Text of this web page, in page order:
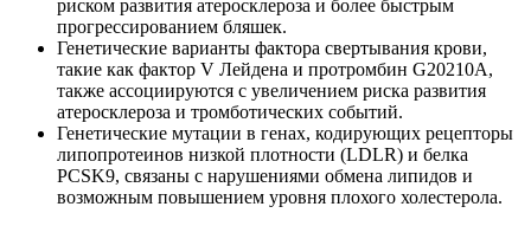
риском развития атеросклероза и более быстрым
прогрессированием бляшек.
Генетические варианты фактора свертывания крови,
такие как фактор V Лейдена и протромбин G20210A,
также ассоциируются с увеличением риска развития
атеросклероза и тромботических событий.
Генетические мутации в генах, кодирующих рецепторы
липопротеинов низкой плотности (LDLR) и белка
PCSK9, связаны с нарушениями обмена липидов и
возможным повышением уровня плохого холестерола.